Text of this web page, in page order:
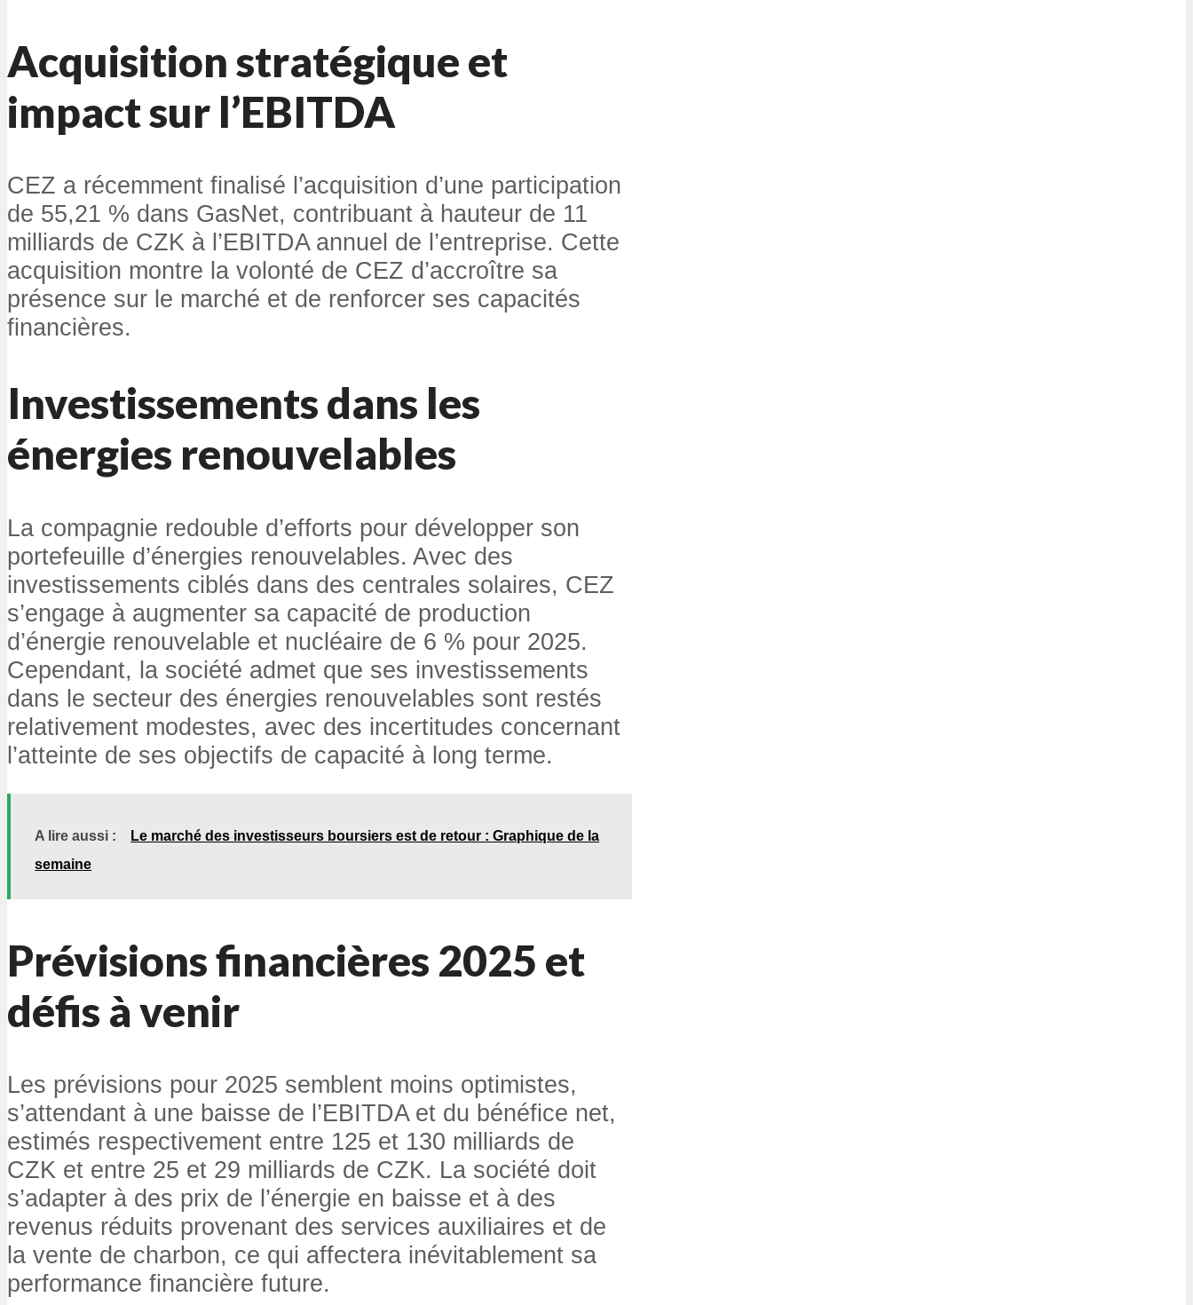
Acquisition stratégique et
impact sur l’EBITDA
CEZ a récemment finalisé l’acquisition d’une participation
de 55,21 % dans GasNet, contribuant à hauteur de 11
milliards de CZK à l’EBITDA annuel de l’entreprise. Cette
acquisition montre la volonté de CEZ d’accroître sa
présence sur le marché et de renforcer ses capacités
financières.
Investissements dans les
énergies renouvelables
La compagnie redouble d’efforts pour développer son
portefeuille d’énergies renouvelables. Avec des
investissements ciblés dans des centrales solaires, CEZ
s’engage à augmenter sa capacité de production
d’énergie renouvelable et nucléaire de 6 % pour 2025.
Cependant, la société admet que ses investissements
dans le secteur des énergies renouvelables sont restés
relativement modestes, avec des incertitudes concernant
l’atteinte de ses objectifs de capacité à long terme.
A lire aussi :
Le marché des investisseurs boursiers est de retour : Graphique de la
semaine
Prévisions financières 2025 et
défis à venir
Les prévisions pour 2025 semblent moins optimistes,
s’attendant à une baisse de l’EBITDA et du bénéfice net,
estimés respectivement entre 125 et 130 milliards de
CZK et entre 25 et 29 milliards de CZK. La société doit
s’adapter à des prix de l’énergie en baisse et à des
revenus réduits provenant des services auxiliaires et de
la vente de charbon, ce qui affectera inévitablement sa
performance financière future.